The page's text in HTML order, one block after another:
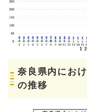
奈良県内にお
の推移